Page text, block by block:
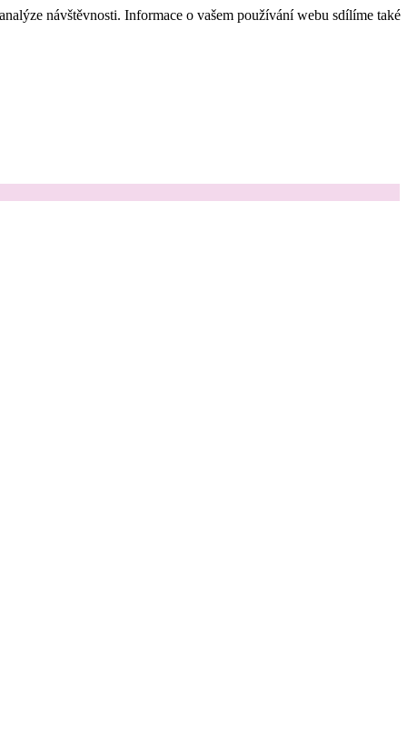
návštěvnosti. Informace o vašem používání webu sdílíme také